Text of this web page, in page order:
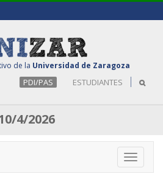
de la Universidad de Zaragoza
PDI/PAS ESTUDIANTES
4/2026
Toggle